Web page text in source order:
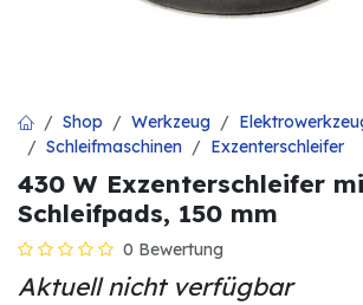
Shop Werkzeug
Schleifmaschinen
Exzenterschleifer
430 W Exzenterschleifer
Schleifpads, 150 mm
0 Bewertung
Aktuell nicht verfügbar